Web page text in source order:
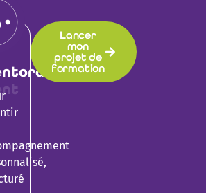
Lancer
mon
projet de
formation